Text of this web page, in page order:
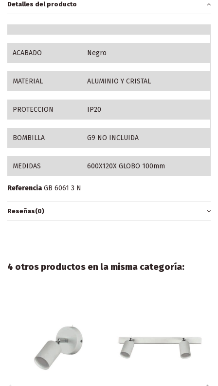
Detalles del producto
ACABADO Negro
MATERIAL ALUMINIO Y CRISTAL
PROTECCION IP20
BOMBILLA G9 NO INCLUIDA
MEDIDAS 600X120X GLOBO 100mm
Referencia GB 6061 3 N
Reseñas(0)
4 otros productos en la misma categoría: